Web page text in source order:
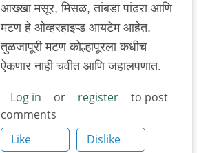
आख्खा मसूर, मिसळ, तांबडा पांढरा आणि
मटण हे ओव्हरहाइप्ड आयटेम आहेत.
तुळजापूरी मटण कोल्हापूरला कधीच
ऐकणार नाही चवीत आणि जहालपणात.
Log in or register
to post
comments
Like
Dislike